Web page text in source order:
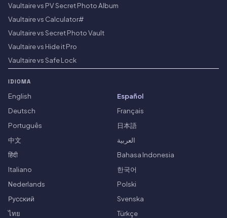
Vaultaire vs PV Secret Photo Album
Vaultaire vs Calculator#
Vaultaire vs Secret Photo Vault
Vaultaire vs Hide it Pro
Vaultaire vs Safe Lock
IDIOMA
English
Español
Deutsch
Français
Português
日本語
中文
العربية
हिंदी
Bahasa Indonesia
Italiano
한국어
Nederlands
Polski
Русский
Svenska
ไทย
Türkçe